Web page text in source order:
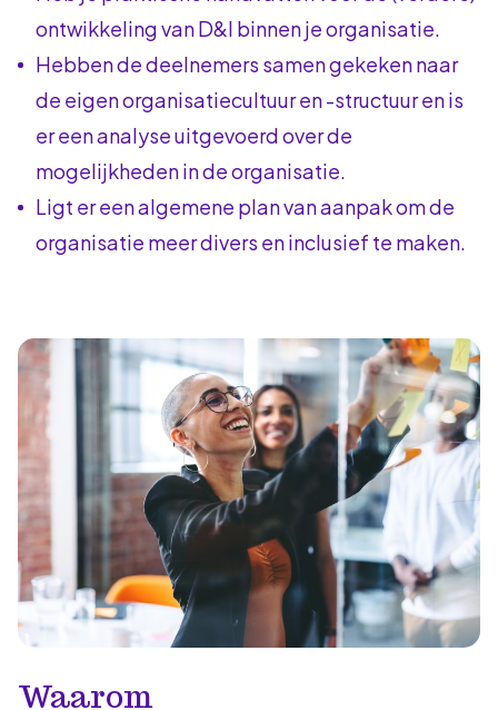
ontwikkeling van D&I binnen je organisatie.
Hebben de deelnemers samen gekeken naar
de eigen organisatiecultuur en -structuur en is
er een analyse uitgevoerd over de
mogelijkheden in de organisatie.
Ligt er een algemene plan van aanpak om de
organisatie meer divers en inclusief te maken.
Waarom